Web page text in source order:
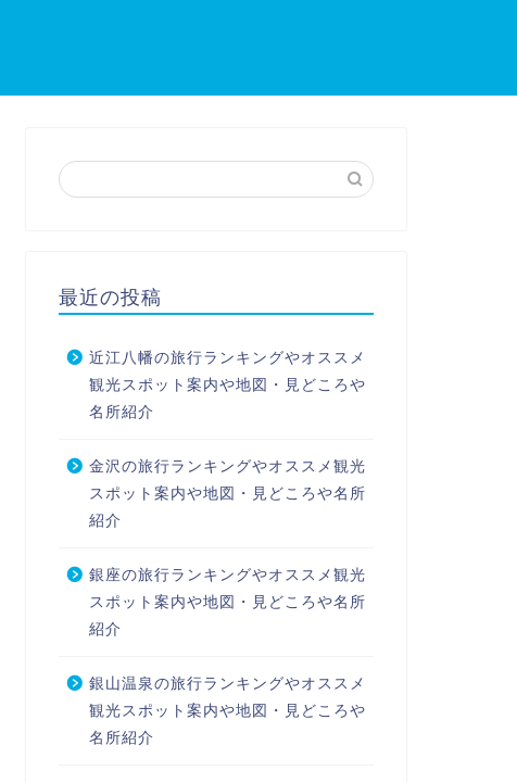
最近の投稿
近江八幡の旅行ランキングやオススメ
観光スポット案内や地図・見どころや
名所紹介
金沢の旅行ランキングやオススメ観光
スポット案内や地図・見どころや名所
紹介
銀座の旅行ランキングやオススメ観光
スポット案内や地図・見どころや名所
紹介
銀山温泉の旅行ランキングやオススメ
観光スポット案内や地図・見どころや
名所紹介